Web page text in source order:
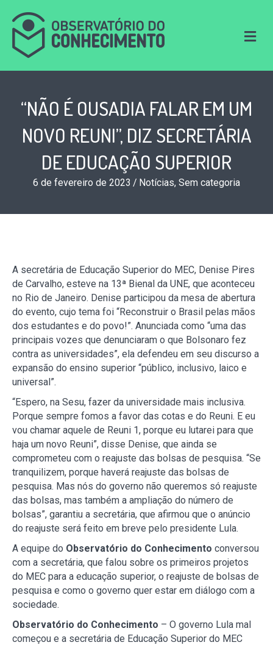
M
e
u
“NÃO É OUSADIA FALAR EM UM
NOVO REUNI”, DIZ SECRETÁRIA
DE EDUCAÇÃO SUPERIOR
6 de fevereiro de 2023 / Notícias, Sem categoria
A secretária de Educação Superior do MEC, Denise Pires
de Carvalho, esteve na 13ª Bienal da UNE, que aconteceu
no Rio de Janeiro. Denise participou da mesa de abertura
do evento, cujo tema foi “Reconstruir o Brasil pelas mãos
dos estudantes e do povo!”. Anunciada como “uma das
principais vozes que denunciaram o que Bolsonaro fez
contra as universidades”, ela defendeu em seu discurso a
expansão do ensino superior “público, inclusivo, laico e
universal”.
“Espero, na Sesu, fazer da universidade mais inclusiva.
Porque sempre fomos a favor das cotas e do Reuni. E eu
vou chamar aquele de Reuni 1, porque eu lutarei para que
haja um novo Reuni”, disse Denise, que ainda se
comprometeu com o reajuste das bolsas de pesquisa. “Se
tranquilizem, porque haverá reajuste das bolsas de
pesquisa. Mas nós do governo não queremos só reajuste
das bolsas, mas também a ampliação do número de
bolsas”, garantiu a secretária, que afirmou que o anúncio
do reajuste será feito em breve pelo presidente Lula.
A equipe do Observatório do Conhecimento conversou
com a secretária, que falou sobre os primeiros projetos
do MEC para a educação superior, o reajuste de bolsas de
pesquisa e como o governo quer estar em diálogo com a
sociedade.
Observatório do Conhecimento – O governo Lula mal
começou e a secretária de Educação Superior do MEC